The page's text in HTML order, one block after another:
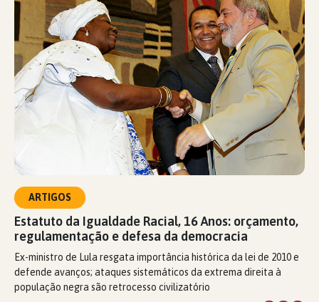
ARTIGOS
Estatuto da Igualdade Racial, 16 Anos: orçamento,
regulamentação e defesa da democracia
Ex-ministro de Lula resgata importância histórica da lei de 2010 e
defende avanços; ataques sistemáticos da extrema direita à
população negra são retrocesso civilizatório